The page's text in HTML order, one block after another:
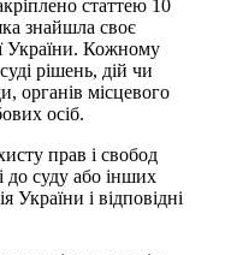
статтею 10
знайшла своє
України. Кожному
рішень, дій чи
органів місцевого
осіб.
прав і свобод
до суду або інших
України і відповідні